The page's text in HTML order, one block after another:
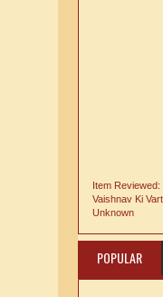
Item Reviewed:
Vaishnav Ki
Unknown
POPULAR